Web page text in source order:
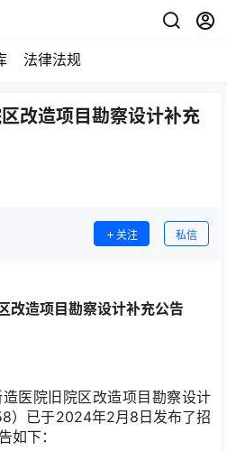
法律法规
改造项目勘察设计补充
关注 私信
改造项目勘察设计补充公告
医院旧院区改造项目勘察设计
）已于2024年2月8日发布了招
如下：